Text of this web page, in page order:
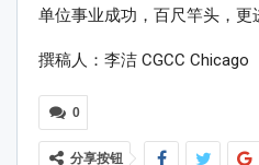
单位事业成功，百尺竿头，更
撰稿人：李洁 CGCC Chicago
0
分享按钮